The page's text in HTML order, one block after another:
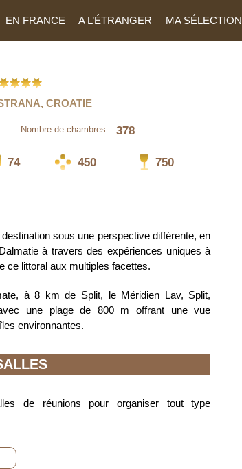
EN FRANCE A L’ÉTRANGER MA SÉLECTION
CROATIE
Nombre de chambres : 378
74 450 750
sous une perspective différente, en
à travers des expériences uniques à
ce littoral aux multiples facettes.
à 8 km de Split, le Méridien Lav, Split,
une plage de 800 m offrant une vue
environnantes.
de réunions pour organiser tout type